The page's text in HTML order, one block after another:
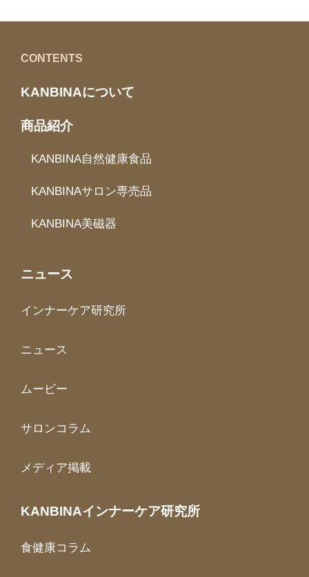
CONTENTS
KANBINAについて
商品紹介
KANBINA自然健康食品
KANBINAサロン専売品
KANBINA美磁器
ニュース
インナーケア研究所
ニュース
ムービー
サロンコラム
メディア掲載
KANBINAインナーケア研究所
食健康コラム